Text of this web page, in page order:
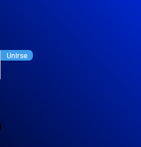
Unirse